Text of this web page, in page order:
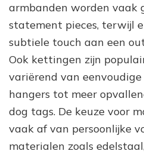
armbanden worden vaak
statement pieces, terwijl
subtiele touch aan een
Ook kettingen zijn
variërend van
hangers tot meer
dog tags. De keuze voor
vaak af van persoonlijke
materialen zoals